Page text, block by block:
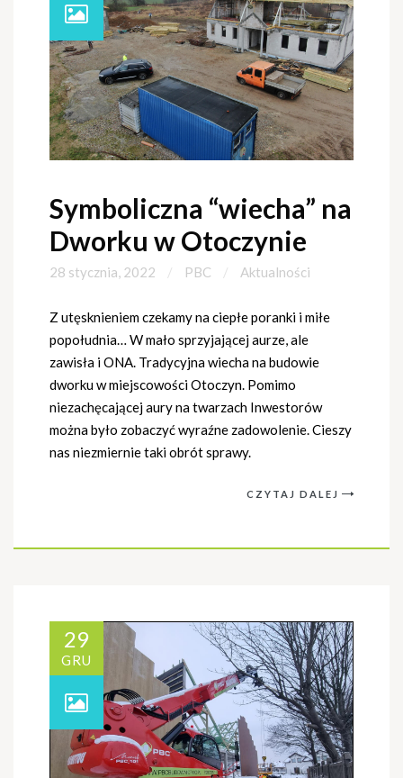
Symboliczna “wiecha” na
Dworku w Otoczynie
28 stycznia, 2022 PBC Aktualności
Z utęsknieniem czekamy na ciepłe poranki i miłe
popołudnia… W mało sprzyjającej aurze, ale
zawisła i ONA. Tradycyjna wiecha na budowie
dworku w miejscowości Otoczyn. Pomimo
niezachęcającej aury na twarzach Inwestorów
można było zobaczyć wyraźne zadowolenie. Cieszy
nas niezmiernie taki obrót sprawy.
CZYTAJ DALEJ
29
GRU